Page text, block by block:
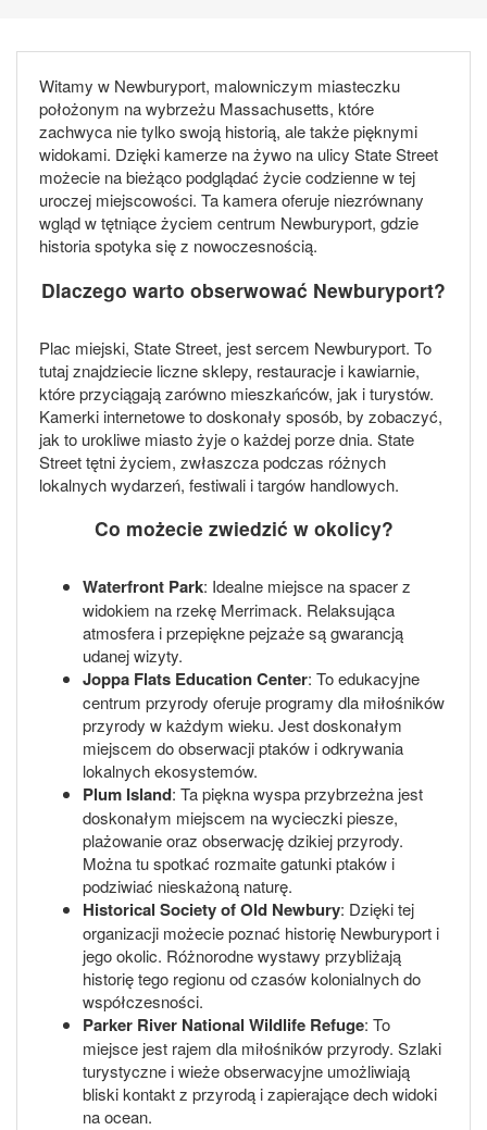
Witamy w Newburyport, malowniczym miasteczku
położonym na wybrzeżu Massachusetts, które
zachwyca nie tylko swoją historią, ale także pięknymi
widokami. Dzięki kamerze na żywo na ulicy State Street
możecie na bieżąco podglądać życie codzienne w tej
uroczej miejscowości. Ta kamera oferuje niezrównany
wgląd w tętniące życiem centrum Newburyport, gdzie
historia spotyka się z nowoczesnością.
Dlaczego warto obserwować Newburyport?
Plac miejski, State Street, jest sercem Newburyport. To
tutaj znajdziecie liczne sklepy, restauracje i kawiarnie,
które przyciągają zarówno mieszkańców, jak i turystów.
Kamerki internetowe to doskonały sposób, by zobaczyć,
jak to urokliwe miasto żyje o każdej porze dnia. State
Street tętni życiem, zwłaszcza podczas różnych
lokalnych wydarzeń, festiwali i targów handlowych.
Co możecie zwiedzić w okolicy?
Waterfront Park: Idealne miejsce na spacer z
widokiem na rzekę Merrimack. Relaksująca
atmosfera i przepiękne pejzaże są gwarancją
udanej wizyty.
Joppa Flats Education Center: To edukacyjne
centrum przyrody oferuje programy dla miłośników
przyrody w każdym wieku. Jest doskonałym
miejscem do obserwacji ptaków i odkrywania
lokalnych ekosystemów.
Plum Island: Ta piękna wyspa przybrzeżna jest
doskonałym miejscem na wycieczki piesze,
plażowanie oraz obserwację dzikiej przyrody.
Można tu spotkać rozmaite gatunki ptaków i
podziwiać nieskażoną naturę.
Historical Society of Old Newbury: Dzięki tej
organizacji możecie poznać historię Newburyport i
jego okolic. Różnorodne wystawy przybliżają
historię tego regionu od czasów kolonialnych do
współczesności.
Parker River National Wildlife Refuge: To
miejsce jest rajem dla miłośników przyrody. Szlaki
turystyczne i wieże obserwacyjne umożliwiają
bliski kontakt z przyrodą i zapierające dech widoki
na ocean.